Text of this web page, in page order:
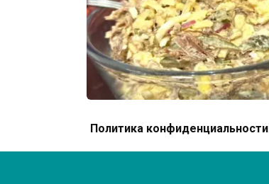
праздничном столе!
Политика конфиденциальности